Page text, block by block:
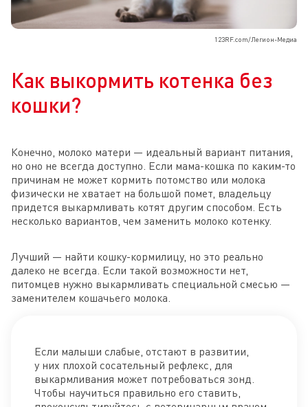
123RF.com/Легион-Медиа
Как выкормить котенка без
кошки?
Конечно, молоко матери — идеальный вариант питания,
но оно не всегда доступно. Если мама-кошка по каким-то
причинам не может кормить потомство или молока
физически не хватает на большой помет, владельцу
придется выкармливать котят другим способом. Есть
несколько вариантов, чем заменить молоко котенку.
Лучший — найти кошку-кормилицу, но это реально
далеко не всегда. Если такой возможности нет,
питомцев нужно выкармливать специальной смесью —
заменителем кошачьего молока.
Если малыши слабые, отстают в развитии,
у них плохой сосательный рефлекс, для
выкармливания может потребоваться зонд.
Чтобы научиться правильно его ставить,